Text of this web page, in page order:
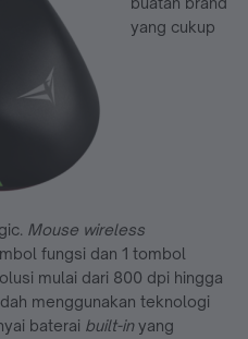
yang cukup
Mouse wireless
fungsi dan 1 tombol
mulai dari 800 dpi hingga
menggunakan teknologi
baterai built-inyang